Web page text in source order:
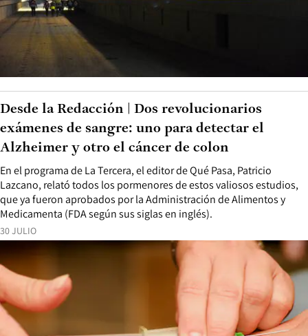
30 JULIO
En el programa de La Tercera, el editor de Qué Pasa, Patricio
Lazcano, relató todos los pormenores de estos valiosos estudios,
que ya fueron aprobados por la Administración de Alimentos y
Medicamenta (FDA según sus siglas en inglés).
Desde la Redacción | Dos revolucionarios
exámenes de sangre: uno para detectar el
Alzheimer y otro el cáncer de colon